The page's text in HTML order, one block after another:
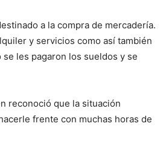
a la compra de mercadería.
y servicios como así también
les pagaron los sueldos y se
reconoció que la situación
frente con muchas horas de